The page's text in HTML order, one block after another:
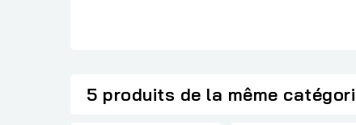
5 produits de la même